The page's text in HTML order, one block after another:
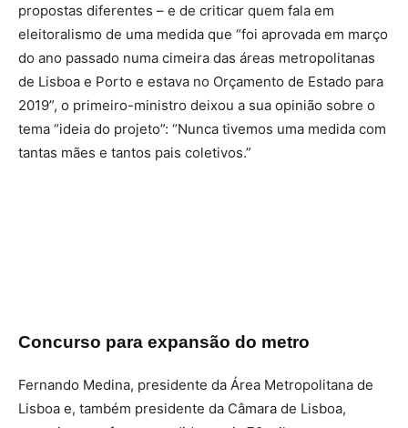
propostas diferentes – e de criticar quem fala em
eleitoralismo de uma medida que “foi aprovada em março
do ano passado numa cimeira das áreas metropolitanas
de Lisboa e Porto e estava no Orçamento de Estado para
2019”, o primeiro-ministro deixou a sua opinião sobre o
tema “ideia do projeto”: “Nunca tivemos uma medida com
tantas mães e tantos pais coletivos.”
Concurso para expansão do metro
Fernando Medina, presidente da Área Metropolitana de
Lisboa e, também presidente da Câmara de Lisboa,